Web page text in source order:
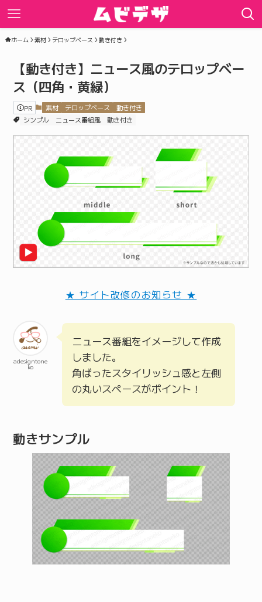
ホーム 素材 テロップベース 動き付き
【動き付き】ニュース風のテロップベー
ス（四角・黄緑）
PR 素材 テロップベース
動き付き
シンプル
ニュース番組風 動き付き
★ サイト改修のお知らせ ★
adesigntone
ko
ニュース番組をイメージして作成
しました。
角ばったスタイリッシュ感と左側
の丸いスペースがポイント！
動きサンプル